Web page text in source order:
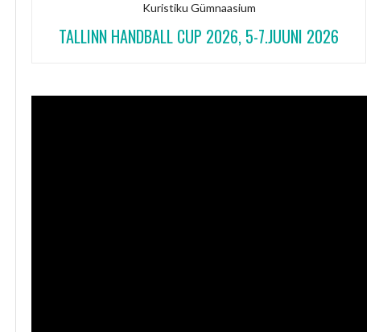
Kuristiku Gümnaasium
TALLINN HANDBALL CUP 2026, 5-7.JUUNI 2026